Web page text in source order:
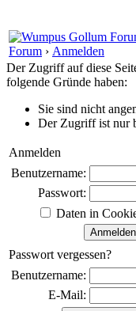
Forum › Anmelden
Der Zugriff auf diese
folgende Gründe haben:
Sie sind nicht
Der Zugriff ist nur
Anmelden
Benutzername:
Passwort:
Daten in
Passwort vergessen?
Benutzername:
E-Mail: